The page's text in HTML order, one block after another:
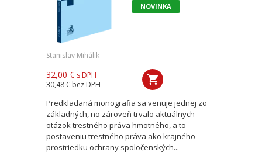
NOVINKA
Stanislav Mihálik
32,00 € s DPH
30,48 € bez DPH
Predkladaná monografia sa venuje jednej zo
základných, no zároveň trvalo aktuálnych
otázok trestného práva hmotného, a to
postaveniu trestného práva ako krajného
prostriedku ochrany spoločenských...